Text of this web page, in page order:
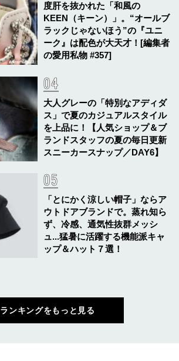
度肝を抜かれた「和風の
KEEN（キーン）」。“オールブ
ラックじゃないほう”の『ユニ
ーク』は配色が大天才！[編集者
の愛用私物 #357]
大人グレーの「特別なアディダ
ス」で夏のカジュアルスタイル
を上品に！【人気ショップ＆ブ
ランドスタッフの夏の毎日更新
スニーカースナップ／DAY6】
「とにかく涼しい帽子」ならア
ウトドアブランドで。蒸れ知ら
ず、冷感、通気性抜群メッシ
ュ...猛暑に活躍する機能派キャ
ップ＆ハット７選！
ランキングをもっと見る